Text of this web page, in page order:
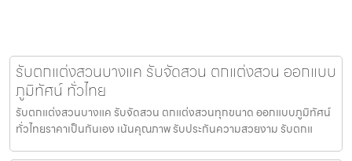
รับตกแต่งสวนบางแค รับจัดสวน ตกแต่งสวน ออกแบบ
ภูมิทัศน์ ทั่วไทย
รับตกแต่งสวนบางแค รับจัดสวน ตกแต่งสวนทุกขนาด ออกแบบภูมิทัศน์
ทั่วไทยราคาเป็นกันเอง เน้นคุณภาพ รับประกันความสวยงาม รับตกแ